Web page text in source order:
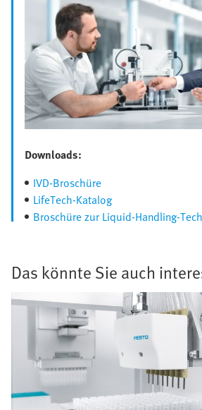
Downloads:
IVD-Broschüre
LifeTech-Katalog
Broschüre zur Liquid-Handling-
Das könnte Sie auch